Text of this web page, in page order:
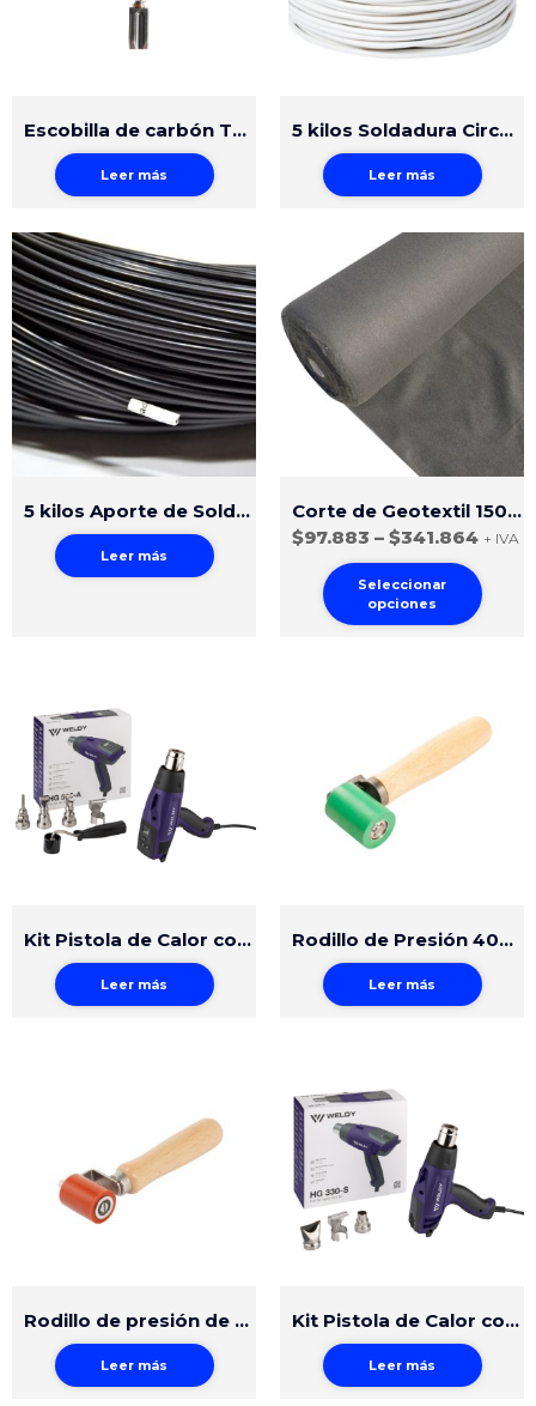
Escobilla de carbón TRIAC AT/ST
Leer más
5 kilos Soldadura Circular Polietileno 5mm Natural
Leer más
5 kilos Aporte de Soldadura Circular HDPE 4mm Negro
Leer más
Corte de Geotextil 150gr PP
$97.883 – $341.864 + IVA
Seleccionar
opciones
Kit Pistola de Calor con Accesorios HG 530-A
Leer más
Rodillo de Presión 40mm Silicona
Leer más
Rodillo de presión de silicona 40 mm
Leer más
Kit Pistola de Calor con Accesorios HG 330-S
Leer más